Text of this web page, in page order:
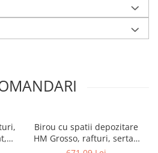
si
Birou cu spatii depozitare
HM Grosso, rafturi, sertar,
PAL melaminat, 149x50x105